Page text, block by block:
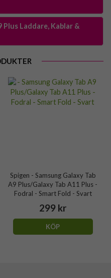
Plus Laddare, Kablar &
Spigen - Samsung Galaxy Tab
A9 Plus/Galaxy Tab A11 Plus -
Fodral - Smart Fold - Svart
299 kr
KÖP